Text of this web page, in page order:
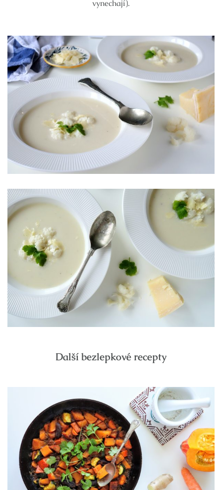
vynechají).
Další bezlepkové recepty